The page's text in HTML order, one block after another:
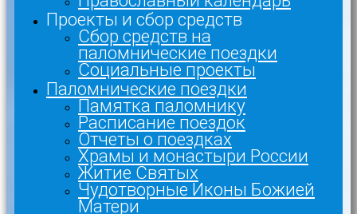
Проекты и сбор средств
Сбор средств на
паломнические поездки
Социальные проекты
Паломнические поездки
Памятка паломнику
Расписание поездок
Отчеты о поездках
Храмы и монастыри России
Житие Святых
Чудотворные Иконы Божией
Матери